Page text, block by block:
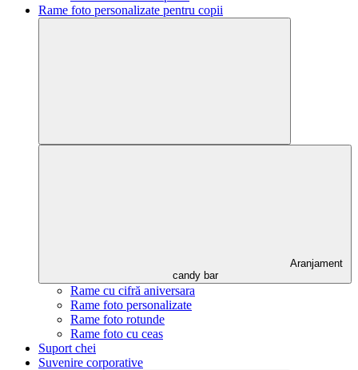
Rame foto personalizate pentru copii
Aranjament
candy bar
Rame cu cifră aniversara
Rame foto personalizate
Rame foto rotunde
Rame foto cu ceas
Suport chei
Suvenire corporative